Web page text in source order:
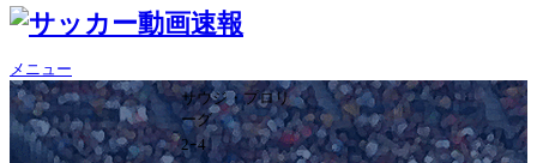
メニュー
サウジ・プロリ
ーグ
2ｰ4